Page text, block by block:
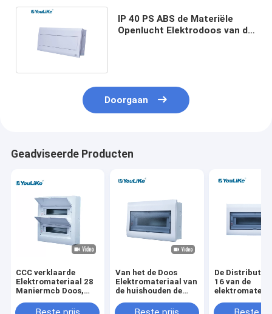
IP 40 PS ABS de Materiële
Openlucht Elektrodoos van de
Doorgaan
Geadviseerde Producten
CCC verklaarde
Elektromateriaal 28
Maniermcb Doos,
Hoofdbeweging van
Van het de Doos
Elektromateriaal van
de huishouden de
Doos van de de
De
16 van de